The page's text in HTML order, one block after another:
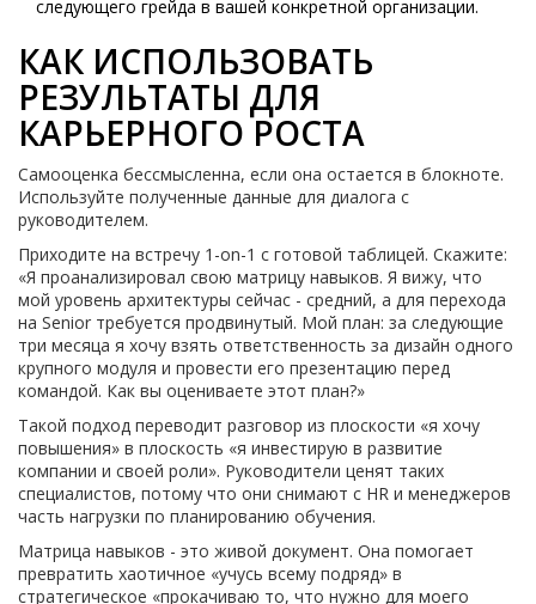
следующего грейда в вашей конкретной организации.
КАК ИСПОЛЬЗОВАТЬ
РЕЗУЛЬТАТЫ ДЛЯ
КАРЬЕРНОГО РОСТА
Самооценка бессмысленна, если она остается в блокноте.
Используйте полученные данные для диалога с
руководителем.
Приходите на встречу 1-on-1 с готовой таблицей. Скажите:
«Я проанализировал свою матрицу навыков. Я вижу, что
мой уровень архитектуры сейчас - средний, а для перехода
на Senior требуется продвинутый. Мой план: за следующие
три месяца я хочу взять ответственность за дизайн одного
крупного модуля и провести его презентацию перед
командой. Как вы оцениваете этот план?»
Такой подход переводит разговор из плоскости «я хочу
повышения» в плоскость «я инвестирую в развитие
компании и своей роли». Руководители ценят таких
специалистов, потому что они снимают с HR и менеджеров
часть нагрузки по планированию обучения.
Матрица навыков - это живой документ. Она помогает
превратить хаотичное «учусь всему подряд» в
стратегическое «прокачиваю то, что нужно для моего